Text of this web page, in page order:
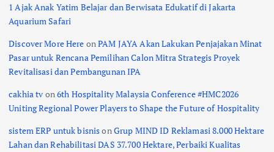
1 Ajak Anak Yatim Belajar dan Berwisata Edukatif di Jakarta
Aquarium Safari
Discover More Here onPAM JAYA Akan Lakukan Penjajakan Minat
Pasar untuk Rencana Pemilihan Calon Mitra Strategis Proyek
Revitalisasi dan Pembangunan IPA
cakhia tv on6th Hospitality Malaysia Conference #HMC2026
Uniting Regional Power Players to Shape the Future of Hospitality
sistem ERP untuk bisnisonGrup MIND ID Reklamasi 8.000 Hektare
Lahan dan Rehabilitasi DAS 37.700 Hektare, Perbaiki Kualitas